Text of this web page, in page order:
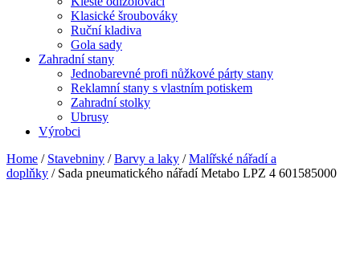
Klasické šroubováky
Ruční kladiva
Gola sady
Zahradní stany
Jednobarevné profi nůžkové párty stany
Reklamní stany s vlastním potiskem
Zahradní stolky
Ubrusy
Výrobci
Home / Stavebniny /Barvy a laky /Malířské nářadí a
doplňky / Sada pneumatického nářadí Metabo LPZ 4 601585000